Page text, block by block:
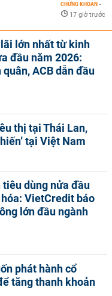
CHỨNG KHOÁN -
17 giờ trước
lớn nhất từ kinh
đầu năm 2026:
ACB dẫn đầu
thị tại Thái Lan,
tại Việt Nam
dùng nửa đầu
VietCredit báo
lớn đầu ngành
phát hành cổ
tăng thanh khoản